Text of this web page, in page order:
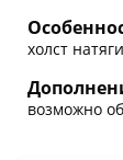
холст
возможно